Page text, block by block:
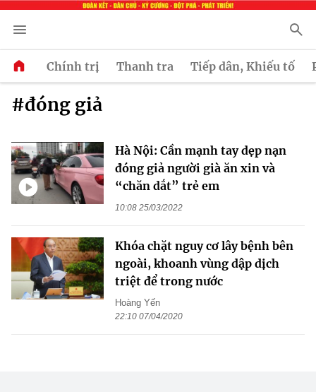
Chính trị Thanh tra Tiếp dân, Khiếu tố
#đóng giả
Hà Nội: Cần mạnh tay dẹp nạn
đóng giả người già ăn xin và
“chăn dắt” trẻ em
10:08 25/03/2022
Khóa chặt nguy cơ lây bệnh bên
ngoài, khoanh vùng dập dịch
triệt để trong nước
Hoàng Yến
22:10 07/04/2020